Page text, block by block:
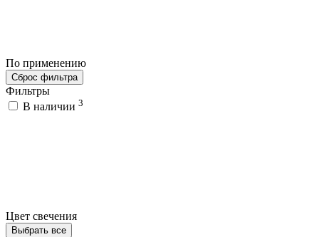
По применению
Сброс фильтра
Фильтры
В наличии 3
Цвет свечения
Выбрать все